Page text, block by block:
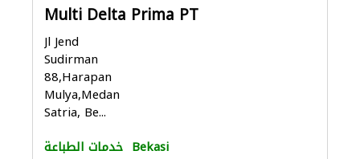
Multi Delta Prima PT
Jl Jend
Sudirman
88,Harapan
Mulya,Medan
Satria, Be...
خدمات الطباعة Bekasi